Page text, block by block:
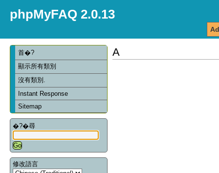
phpMyFAQ 2.0.13
首�?
顯示所有類別
沒有類別.
Instant Response
Sitemap
�?�尋
修改語言
A